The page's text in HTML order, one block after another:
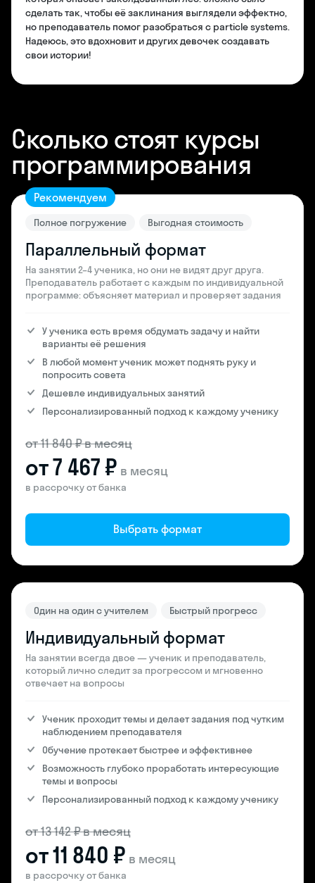
сделать так, чтобы её заклинания выглядели эффектно,
но преподаватель помог разобраться с particle systems.
Надеюсь, это вдохновит и других девочек создавать
свои истории!
Сколько стоят курсы
программирования
Рекомендуем
Полное погружение Выгодная стоимость
Параллельный формат
На занятии 2–4 ученика, но они не видят друг друга.
Преподаватель работает с каждым по индивидуальной
программе: объясняет материал и проверяет задания
У ученика есть время обдумать задачу и найти
варианты её решения
В любой момент ученик может поднять руку и
попросить совета
Дешевле индивидуальных занятий
Персонализированный подход к каждому ученику
от 11 840 ₽ в месяц
от 7 467 ₽ в месяц
в рассрочку от банка
Выбрать формат
Один на один с учителем Быстрый прогресс
Индивидуальный формат
На занятии всегда двое — ученик и преподаватель,
который лично следит за прогрессом и мгновенно
отвечает на вопросы
Ученик проходит темы и делает задания под чутким
наблюдением преподавателя
Обучение протекает быстрее и эффективнее
Возможность глубоко проработать интересующие
темы и вопросы
Персонализированный подход к каждому ученику
от 13 142 ₽ в месяц
от 11 840 ₽ в месяц
в рассрочку от банка